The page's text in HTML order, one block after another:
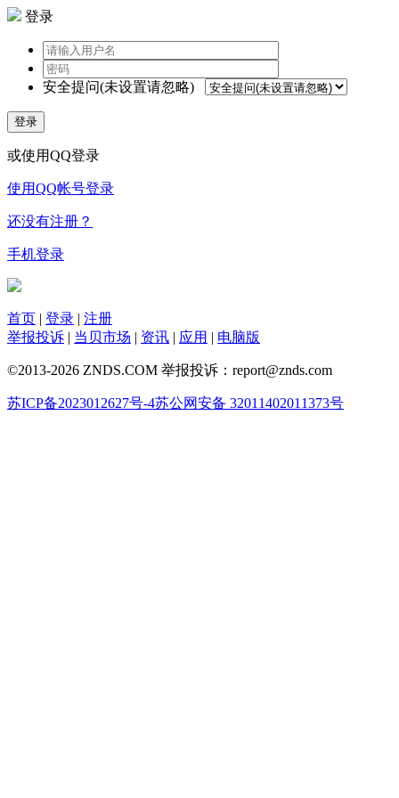
登录
安全提问(未设置请忽略)
登录
或使用QQ登录
使用QQ帐号登录
还没有注册？
手机登录
首页 | 登录 | 注册
举报投诉 | 当贝市场 | 资讯 | 应用 | 电脑版
©2013-2026 ZNDS.COM 举报投诉：report@znds.com
苏ICP备2023012627号-4苏公网安备 32011402011373号